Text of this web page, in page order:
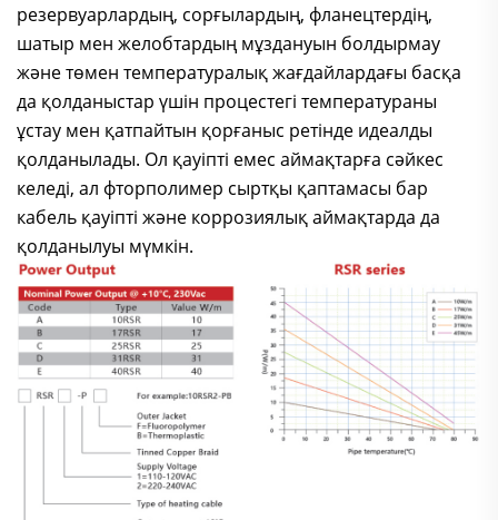
резервуарлардың, сорғылардың, фланецтердің,
шатыр мен желобтардың мұздануын болдырмау
және төмен температуралық жағдайлардағы басқа
да қолданыстар үшін процестегі температураны
ұстау мен қатпайтын қорғаныс ретінде идеалды
қолданылады. Ол қауіпті емес аймақтарға сәйкес
келеді, ал фторполимер сыртқы қаптамасы бар
кабель қауіпті және коррозиялық аймақтарда да
қолданылуы мүмкін.